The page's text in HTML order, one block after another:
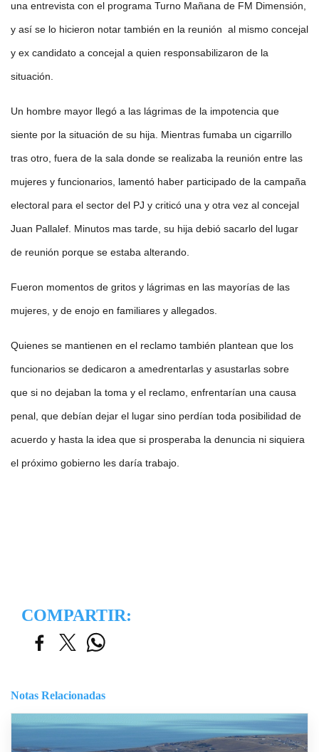
una entrevista con el programa Turno Mañana de FM Dimensión,
y así se lo hicieron notar también en la reunión al mismo concejal
y ex candidato a concejal a quien responsabilizaron de la
situación.
Un hombre mayor llegó a las lágrimas de la impotencia que
siente por la situación de su hija. Mientras fumaba un cigarrillo
tras otro, fuera de la sala donde se realizaba la reunión entre las
mujeres y funcionarios, lamentó haber participado de la campaña
electoral para el sector del PJ y criticó una y otra vez al concejal
Juan Pallalef. Minutos mas tarde, su hija debió sacarlo del lugar
de reunión porque se estaba alterando.
Fueron momentos de gritos y lágrimas en las mayorías de las
mujeres, y de enojo en familiares y allegados.
Quienes se mantienen en el reclamo también plantean que los
funcionarios se dedicaron a amedrentarlas y asustarlas sobre
que si no dejaban la toma y el reclamo, enfrentarían una causa
penal, que debían dejar el lugar sino perdían toda posibilidad de
acuerdo y hasta la idea que si prosperaba la denuncia ni siquiera
el próximo gobierno les daría trabajo.
COMPARTIR:
Notas Relacionadas